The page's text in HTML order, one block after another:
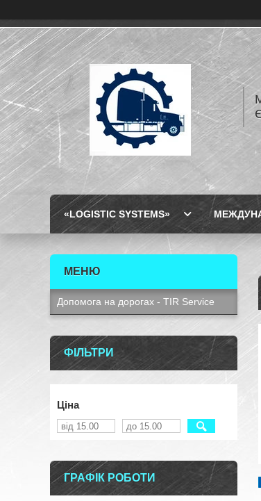
«LOGISTIC SYSTEMS»
Допомога на дорогах - TIR Service
ФІЛЬТРИ
Ціна
ГРАФІК РОБОТИ